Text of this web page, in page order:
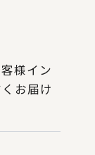
様イン
お届け